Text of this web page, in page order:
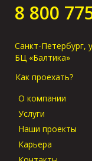
8 800
Санкт-Петербург,
БЦ «Балтика»
Как проехать?
О компании
Услуги
Наши проекты
Карьера